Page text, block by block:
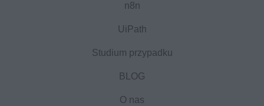
n8n
UiPath
Studium przypadku
BLOG
O nas